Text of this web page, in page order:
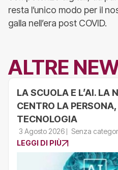
resta l’unico modo per il
galla nell’era post COVID.
ALTRE
LA SCUOLA E L’AI. LA
CENTRO LA
TECNOLOGIA
3 Agosto 2026
Senza
LEGGI DI PIÙ